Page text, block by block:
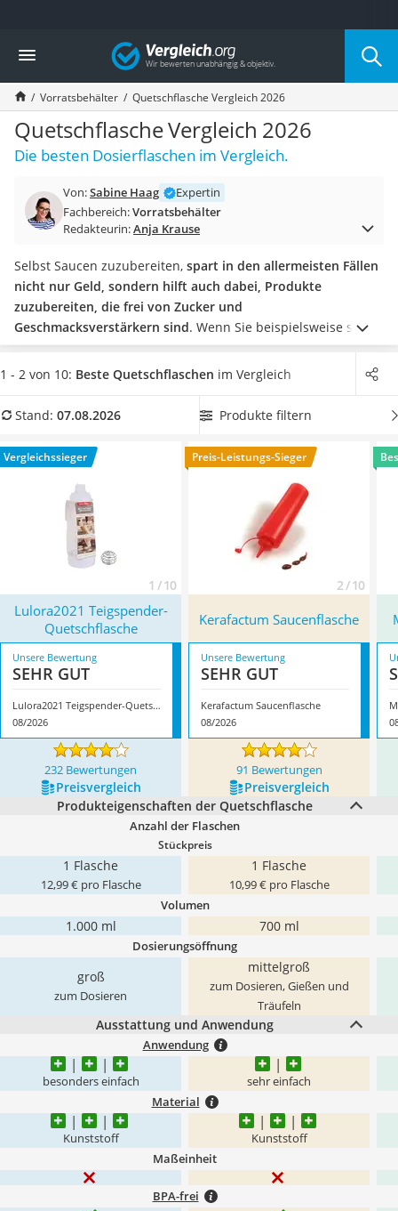
Die beliebtesten Vergleiche nach Kategorie
Haushalt
Wassersprudler
Zentralstaubsauger
Brotbackautomat
Wischroboter
Wäschespinne
Spülmaschinentabs
Akku-Staubsauger
AEG-Waschmaschine
Saug-Wisch-Roboter
Handstaubsauger
Milchaufschäumer
Kondenstrockner
Reiskocher
Tierhaarstaubsauger
Nespresso-Maschine
Messerschärfer
Vergleich
Vorratsbehälter Quetschflasche Vergleich 2026
Quetschflasche Vergleich 2026
Die besten Dosierflaschen im Vergleich.
Von:Sabine Haag
Expertin
Fachbereich:Vorratsbehälter
Redakteurin:Anja Krause
Selbst Saucen zuzubereiten, spart in den allermeisten Fällen
nicht nur Geld, sondern hilft auch dabei, Produkte
zuzubereiten, die frei von Zucker und
Geschmacksverstärkern sind. Wenn Sie beispielsweise selbst
Ketchup zubereiten, können Sie mithilfe einesSpitzsiebsdas
Ketchup in die Quetschflasche füllen. Wählen Sie jetzt eine
mittelgroße Tülle hat
. Diese Dosierflaschen sind laut
Überzeugt hat uns hier im August 2026 besonders das
ModellLulora2021 Teigspender-Quetschflasche* mit seinen
Eigenschaften.
1 - 2 von 10: Beste Quetschflaschen im Vergleich
Stand: 07.08.2026 Produkte filtern
Vergleichssieger
1 / 10
Preis-Leistungs-Sieger
2 / 10
Lulora2021 Teigspender-
Quetschflasche
Kerafactum Saucenflasche
Unsere Bewertung
SEHR GUT
Lulora2021 Teigspender-Quetschflasche
08/2026
Unsere Bewertung
SEHR GUT
Kerafactum Saucenflasche
08/2026
232 Bewertungen 91 Bewertungen
Preis­vergleich
Preis­vergleich
Produkteigenschaften der Quetschflasche
Anzahl der Flaschen
Stückpreis
1 Flasche
12,99 € pro Flasche
1 Flasche
10,99 € pro Flasche
Volumen
1.000 ml 700 ml
Dosierungsöffnung
groß
zum Dosieren
mittelgroß
zum Dosieren, Gießen und
Träufeln
Ausstattung und Anwendung
Anwendung
besonders einfach sehr einfach
Material
Kunststoff Kunststoff
Maßeinheit
BPA-frei